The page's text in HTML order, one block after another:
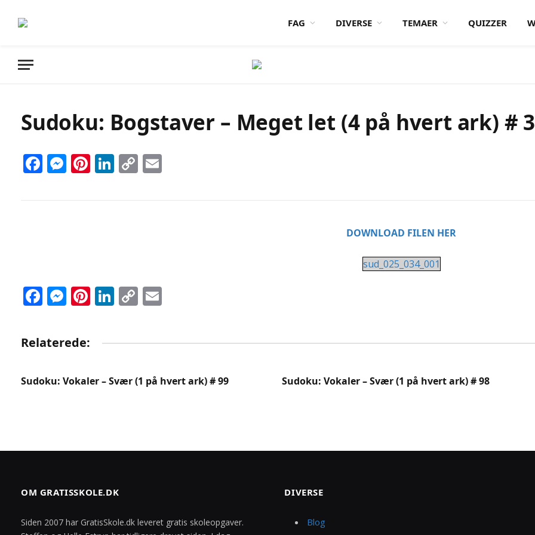
FAG DIVERSE TEMAER QUIZZER
Sudoku: Bogstaver – Meget let (4 på hvert ark) #
Facebook
Messenger
Pinterest
LinkedIn
Copy
DOWNLOAD FILEN HER
sud_025_034_001
Facebook
Messenger
Pinterest
LinkedIn
Copy
Relaterede:
Sudoku: Vokaler – Svær (1 på hvert ark) # 99 Sudoku: Vokaler – Svær (1 på hvert ark) # 98
OM GRATISSKOLE.DK
Siden 2007 har GratisSkole.dk leveret gratis skoleopgaver.
DIVERSE
Blog